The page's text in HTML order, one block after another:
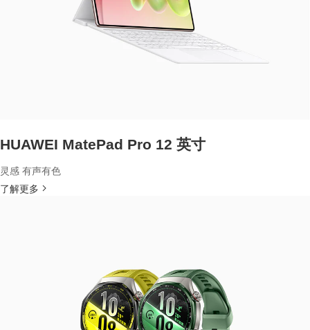
HUAWEI MatePad Pro 12 英寸
灵感 有声有色
了解更多